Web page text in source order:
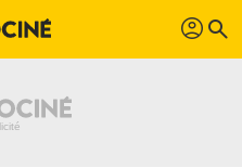
profil search